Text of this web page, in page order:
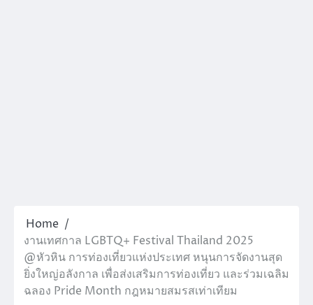
Home
งานเทศกาล LGBTQ+ Festival Thailand 2025
@หัวหิน การท่องเที่ยวแห่งประเทศ หนุนการจัดงานสุด
ยิ่งใหญ่อลังกาล เพื่อส่งเสริมการท่องเที่ยว และร่วมเฉลิม
ฉลอง Pride Month กฎหมายสมรสเท่าเทียม